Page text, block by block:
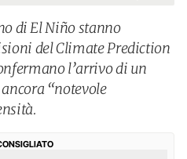
di El Niño stanno
del Climate Prediction
l’arrivo di un
“notevole